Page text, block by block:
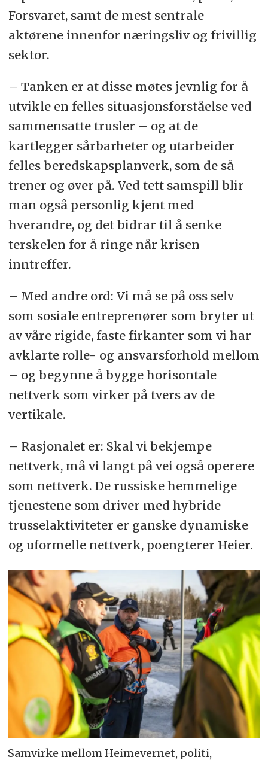
Forsvaret, samt de mest sentrale
aktørene innenfor næringsliv og frivillig
sektor.
– Tanken er at disse møtes jevnlig for å
utvikle en felles situasjonsforståelse ved
sammensatte trusler – og at de
kartlegger sårbarheter og utarbeider
felles beredskapsplanverk, som de så
trener og øver på. Ved tett samspill blir
man også personlig kjent med
hverandre, og det bidrar til å senke
terskelen for å ringe når krisen
inntreffer.
– Med andre ord: Vi må se på oss selv
som sosiale entreprenører som bryter ut
av våre rigide, faste firkanter som vi har
avklarte rolle- og ansvarsforhold mellom
– og begynne å bygge horisontale
nettverk som virker på tvers av de
vertikale.
– Rasjonalet er: Skal vi bekjempe
nettverk, må vi langt på vei også operere
som nettverk. De russiske hemmelige
tjenestene som driver med hybride
trusselaktiviteter er ganske dynamiske
og uformelle nettverk, poengterer Heier.
Samvirke mellom Heimevernet, politi,